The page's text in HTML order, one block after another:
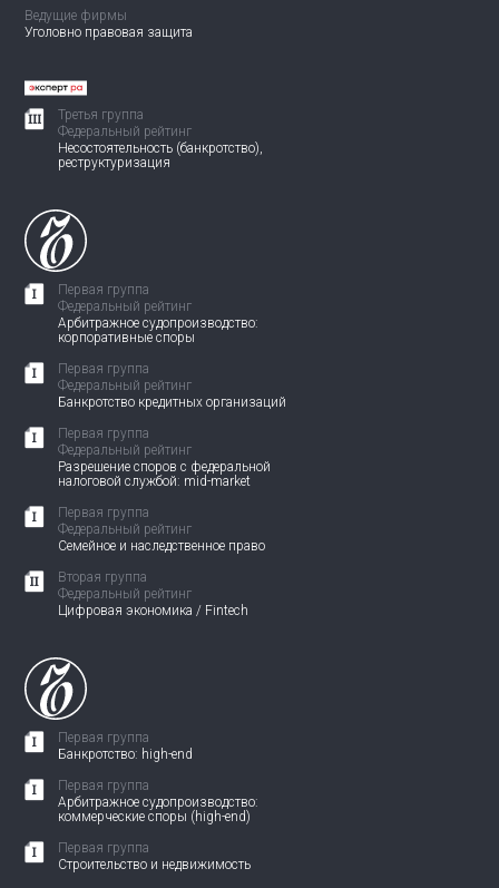
Ведущие фирмы
Уголовно правовая защита
Третья группа
Федеральный рейтинг
Несостоятельность (банкротство),
реструктуризация
Первая группа
Федеральный рейтинг
Арбитражное судопроизводство:
корпоративные споры
Первая группа
Федеральный рейтинг
Банкротство кредитных организаций
Первая группа
Федеральный рейтинг
Разрешение споров с федеральной
налоговой службой: mid-market
Первая группа
Федеральный рейтинг
Семейное и наследственное право
Вторая группа
Федеральный рейтинг
Цифровая экономика / Fintech
Первая группа
Банкротство: high-end
Первая группа
Арбитражное судопроизводство:
коммерческие споры (high-end)
Первая группа
Строительство и недвижимость